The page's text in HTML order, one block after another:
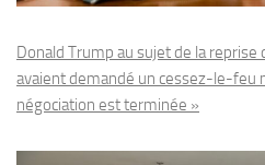
Donald Trump au sujet de la reprise
avaient demandé un cessez-le-feu
négociation est terminée »